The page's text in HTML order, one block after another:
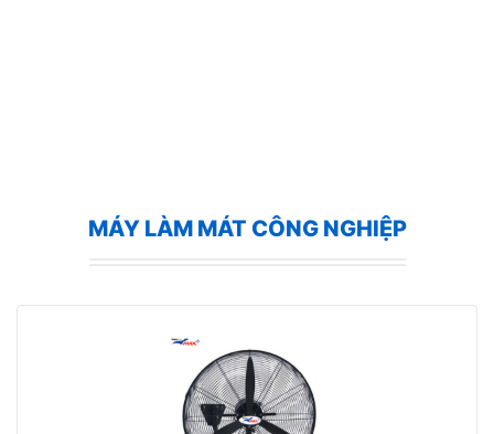
MÁY LÀM MÁT CÔNG NGHIỆP